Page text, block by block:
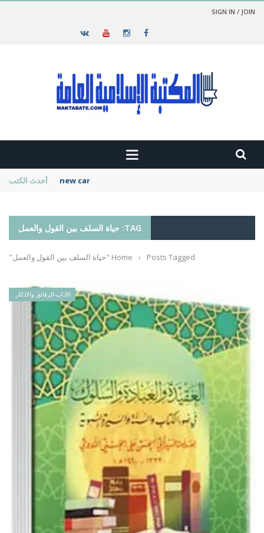
SIGN IN / JOIN
أحدث الكتب new cambridge history of islam
TAG: حياة السلف بين القول والعمل
Home › Posts Tagged "حياة السلف بين القول والعمل"
الآداب-الرقائق والأذكار